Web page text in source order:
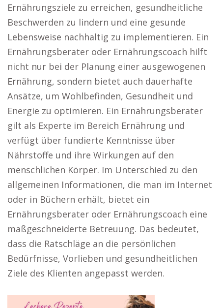
Ernährungsziele zu erreichen, gesundheitliche
Beschwerden zu lindern und eine gesunde
Lebensweise nachhaltig zu implementieren. Ein
Ernährungsberater oder Ernährungscoach hilft
nicht nur bei der Planung einer ausgewogenen
Ernährung, sondern bietet auch dauerhafte
Ansätze, um Wohlbefinden, Gesundheit und
Energie zu optimieren. Ein Ernährungsberater
gilt als Experte im Bereich Ernährung und
verfügt über fundierte Kenntnisse über
Nährstoffe und ihre Wirkungen auf den
menschlichen Körper. Im Unterschied zu den
allgemeinen Informationen, die man im Internet
oder in Büchern erhält, bietet ein
Ernährungsberater oder Ernährungscoach eine
maßgeschneiderte Betreuung. Das bedeutet,
dass die Ratschläge an die persönlichen
Bedürfnisse, Vorlieben und gesundheitlichen
Ziele des Klienten angepasst werden.